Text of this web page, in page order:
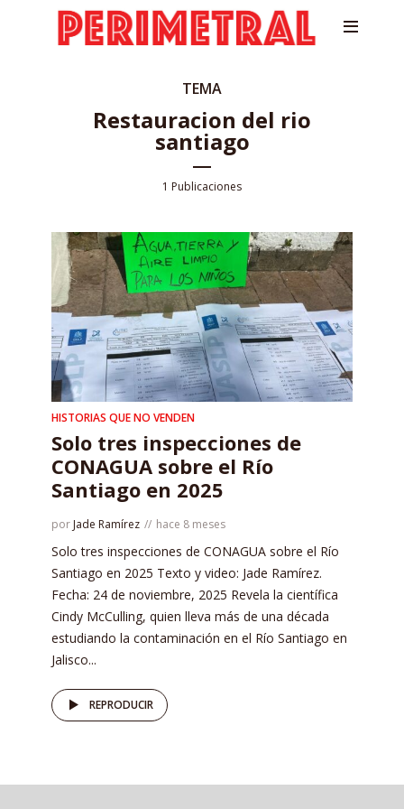
TEMA
Restauracion del rio
santiago
1 Publicaciones
HISTORIAS QUE NO VENDEN
Solo tres inspecciones de
CONAGUA sobre el Río
Santiago en 2025
por Jade Ramírez hace 8 meses
Solo tres inspecciones de CONAGUA sobre el Río
Santiago en 2025 Texto y video: Jade Ramírez.
Fecha: 24 de noviembre, 2025 Revela la científica
Cindy McCulling, quien lleva más de una década
estudiando la contaminación en el Río Santiago en
Jalisco...
REPRODUCIR